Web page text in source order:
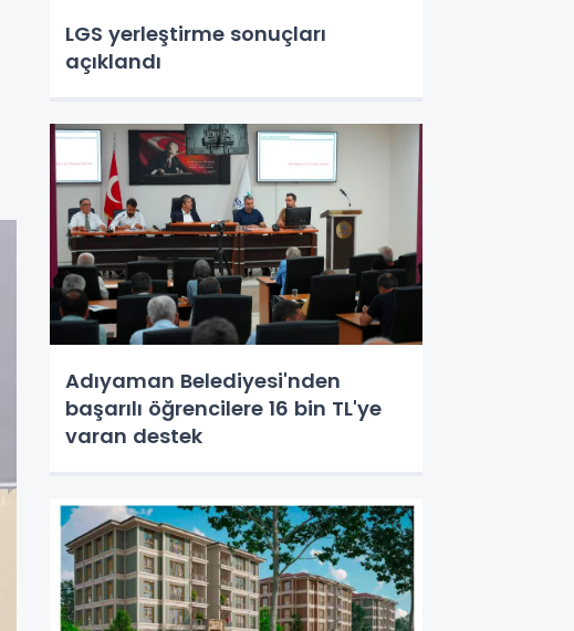
LGS yerleştirme sonuçları
açıklandı
Adıyaman Belediyesi'nden
başarılı öğrencilere 16 bin TL'ye
varan destek